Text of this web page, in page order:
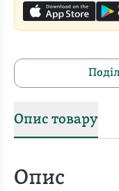
Опис товару
Опис